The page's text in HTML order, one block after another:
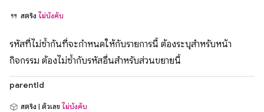
สตริง ไม่บังคับ
รหัสที่ไม่ซ้ำกันที่จะกำหนดให้กับรายการนี้ ต้องระบุสำหรับหน้า
กิจกรรม ต้องไม่ซ้ำกับรหัสอื่นสำหรับส่วนขยายนี้
parentId
สตริง | ตัวเลข ไม่บังคับ